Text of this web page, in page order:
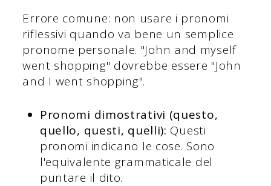
Errore comune: non usare i pronomi
riflessivi quando va bene un semplice
pronome personale. "John and myself
went shopping" dovrebbe essere "John
and I went shopping".
Pronomi dimostrativi (questo,
quello, questi, quelli): Questi
pronomi indicano le cose. Sono
l'equivalente grammaticale del
puntare il dito.